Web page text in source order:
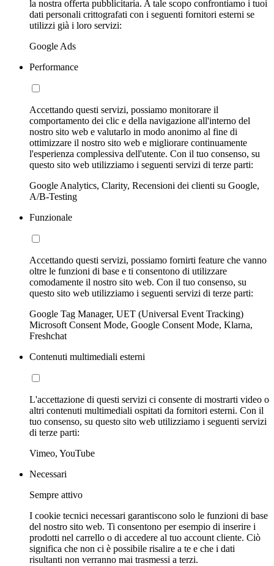
la nostra offerta pubblicitaria. A tale scopo confrontiamo i tuoi
dati personali crittografati con i seguenti fornitori esterni se
utilizzi già i loro servizi:
Google Ads
Performance
Accettando questi servizi, possiamo monitorare il
comportamento dei clic e della navigazione all'interno del
nostro sito web e valutarlo in modo anonimo al fine di
ottimizzare il nostro sito web e migliorare continuamente
l'esperienza complessiva dell'utente. Con il tuo consenso, su
questo sito web utilizziamo i seguenti servizi di terze parti:
Google Analytics, Clarity, Recensioni dei clienti su Google,
A/B-Testing
Funzionale
Accettando questi servizi, possiamo fornirti feature che vanno
oltre le funzioni di base e ti consentono di utilizzare
comodamente il nostro sito web. Con il tuo consenso, su
questo sito web utilizziamo i seguenti servizi di terze parti:
Google Tag Manager, UET (Universal Event Tracking)
Microsoft Consent Mode, Google Consent Mode, Klarna,
Freshchat
Contenuti multimediali esterni
L'accettazione di questi servizi ci consente di mostrarti video o
altri contenuti multimediali ospitati da fornitori esterni. Con il
tuo consenso, su questo sito web utilizziamo i seguenti servizi
di terze parti:
Vimeo, YouTube
Necessari
Sempre attivo
I cookie tecnici necessari garantiscono solo le funzioni di base
del nostro sito web. Ti consentono per esempio di inserire i
prodotti nel carrello o di accedere al tuo account cliente. Ciò
significa che non ci è possibile risalire a te e che i dati
risultanti non verranno mai trasmessi a terzi.